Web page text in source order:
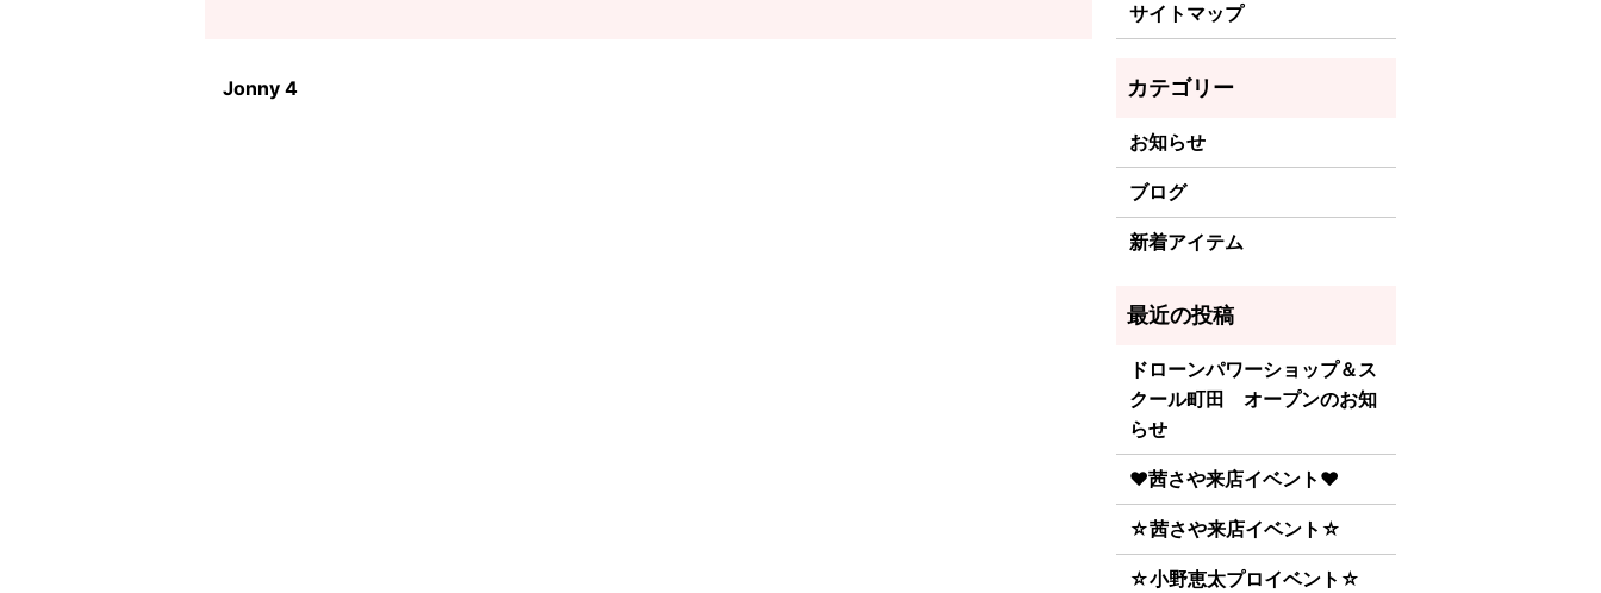
Jonny 4
サイトマップ
お知らせ
ブログ
新着アイテム
ドローンパワーショップ＆ス
クール町田 オープンのお知
らせ
♥茜さや来店イベント♥
☆茜さや来店イベント☆
☆小野恵太プロイベント☆